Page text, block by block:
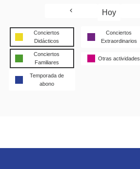
Hoy
Conciertos
Didácticos
Conciertos
Extraordinarios
Conciertos
Familiares
Otras actividades
Temporada de
abono